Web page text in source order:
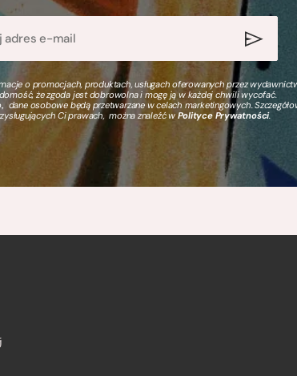
o promocjach, produktach, usługach oferowanych przez
że zgoda jest dobrowolna i mogę ją w każdej chwili wycofać.
osobowe będą przetwarzane w celach marketingowych.
Ci prawach, można znaleźć wPolityce Prywatności.